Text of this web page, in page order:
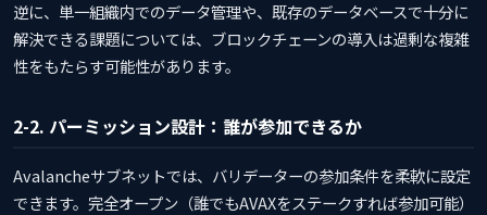
逆に、単一組織内でのデータ管理や、既存のデータベースで十分に
解決できる課題については、ブロックチェーンの導入は過剰な複雑
性をもたらす可能性があります。
2-2. パーミッション設計：誰が参加できるか
Avalancheサブネットでは、バリデーターの参加条件を柔軟に設定
できます。完全オープン（誰でもAVAXをステークすれば参加可能）